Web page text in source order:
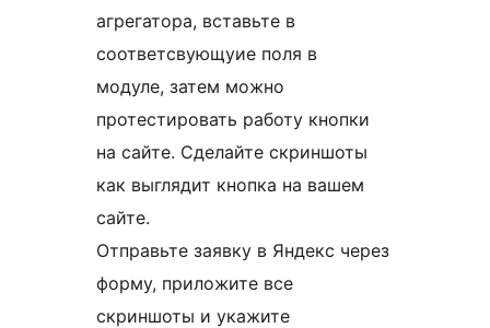
агрегатора, вставьте в
соответсвующуие поля в
модуле, затем можно
протестировать работу кнопки
на сайте. Сделайте скриншоты
как выглядит кнопка на вашем
сайте.
Отправьте заявку в Яндекс через
форму, приложите все
скриншоты и укажите